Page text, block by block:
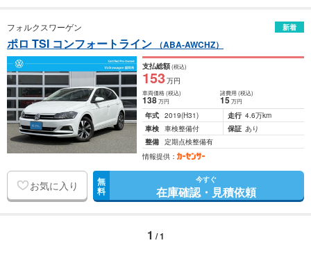
フォルクスワーゲン 新着
ポロ TSI コンフォートライン （ABA-AWCHZ）
支払総額(税込)
153万円
車両価格(税込)
138万円
諸費用 (税込)
15 万円
年式 2019(H31) 走行 4.6万km
車検 車検整備付 保証 あり
整備 定期点検整備有
情報提供：
お気に入り 無
料
今すぐ
在庫確認・見積依頼
1 / 1